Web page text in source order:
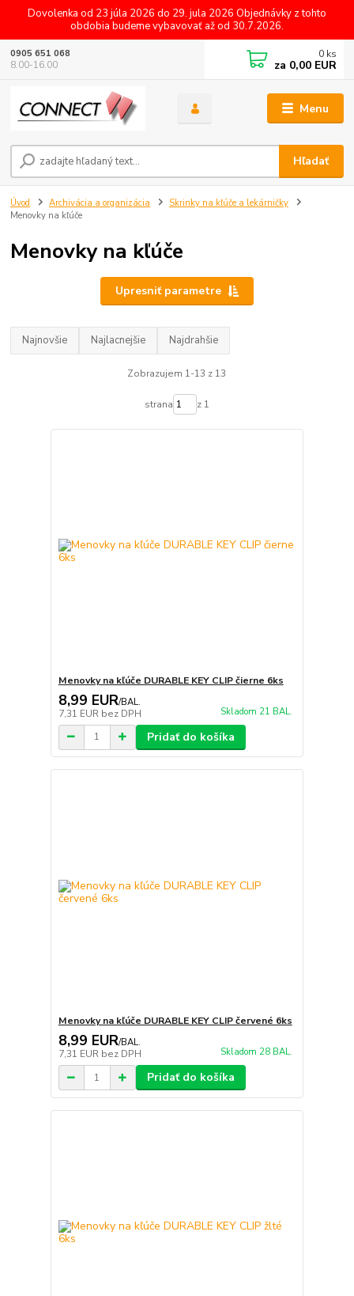
Dovolenka od 23 júla 2026 do 29. jula 2026 Objednávky z tohto
obdobia budeme vybavovať až od 30.7.2026.
Menu
Hľadať
0905 651 068
8.00-16.00
0 ks
za 0,00 EUR
Úvod Archivácia a organizácia
Skrinky na kľúče a lekárničky
Menovky na kľúče
Menovky na kľúče
Upresniť parametre
Najnovšie Najlacnejšie Najdrahšie
Zobrazujem 1-13 z 13
strana z 1
Menovky na kľúče DURABLE KEY CLIP čierne 6ks
8,99 EUR/BAL.
7,31 EUR bez DPH Skladom 21 BAL.
Pridať do košíka
Menovky na kľúče DURABLE KEY CLIP červené 6ks
8,99 EUR/BAL.
7,31 EUR bez DPH Skladom 28 BAL.
Pridať do košíka